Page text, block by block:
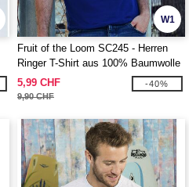
W1
Fruit of the Loom SC245 - Herren
Ringer T-Shirt aus 100% Baumwolle
5,99 CHF
9,90 CHF
-40%